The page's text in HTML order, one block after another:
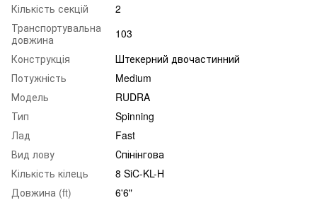
Кількість секцій
2
Транспортувальна
довжина
103
Конструкція
Штекерний двочастинний
Потужність
Medium
Модель
RUDRA
Тип
Spinning
Лад
Fast
Вид лову
Спінінгова
Кількість кілець
8 SiC-KL-H
Довжина (ft)
6'6"